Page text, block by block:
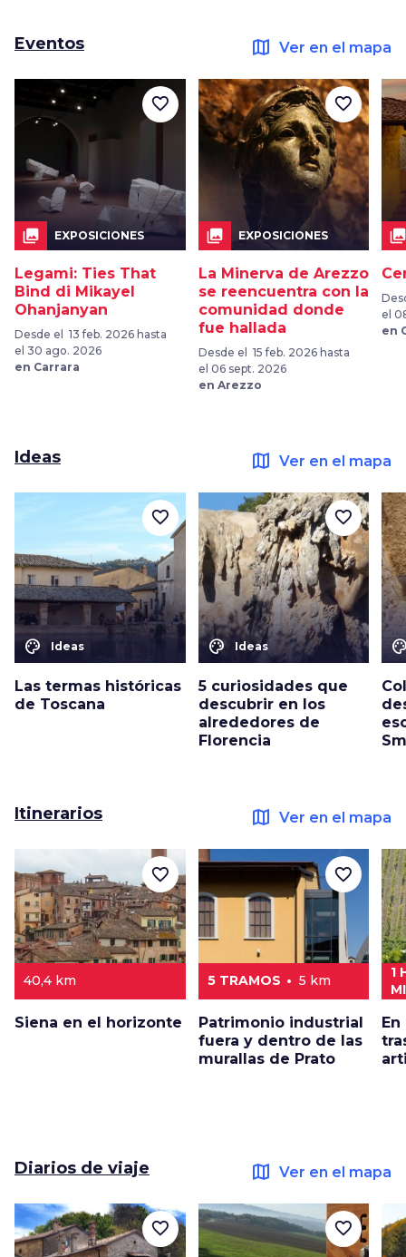
Eventos map Ver en el mapa
collections EXPOSICIONES
Legami: Ties That
Bind di Mikayel
Ohanjanyan
Desde el 13 feb. 2026 hasta
el 30 ago. 2026
en Carrara
favorite_border
collections EXPOSICIONES
La Minerva de Arezzo
se reencuentra con la
comunidad donde
fue hallada
Desde el 15 feb. 2026 hasta
el 06 sept. 2026
en Arezzo
favorite_border
el
en
Ideas map Ver en el mapa
color_lens Ideas
Las termas históricas
de Toscana
favorite_border
color_lens Ideas
5 curiosidades que
descubrir en los
alrededores de
Florencia
favorite_border
Itinerarios map Ver en el mapa
40,4 km
Siena en el horizonte
favorite_border
5 TRAMOS 5 km
Patrimonio industrial
fuera y dentro de las
murallas de Prato
favorite_border
1
Diarios de viaje map Ver en el mapa
favorite_border favorite_border